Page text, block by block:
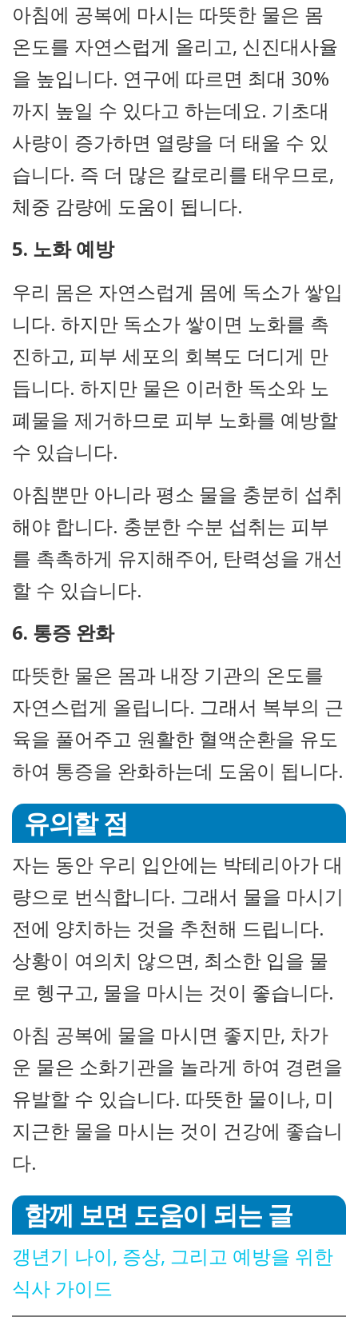
아침에 공복에 마시는 따뜻한 물은 몸
온도를 자연스럽게 올리고, 신진대사율
을 높입니다. 연구에 따르면 최대 30%
까지 높일 수 있다고 하는데요. 기초대
사량이 증가하면 열량을 더 태울 수 있
습니다. 즉 더 많은 칼로리를 태우므로,
체중 감량에 도움이 됩니다.
5. 노화 예방
우리 몸은 자연스럽게 몸에 독소가 쌓입
니다. 하지만 독소가 쌓이면 노화를 촉
진하고, 피부 세포의 회복도 더디게 만
듭니다. 하지만 물은 이러한 독소와 노
폐물을 제거하므로 피부 노화를 예방할
수 있습니다.
아침뿐만 아니라 평소 물을 충분히 섭취
해야 합니다. 충분한 수분 섭취는 피부
를 촉촉하게 유지해주어, 탄력성을 개선
할 수 있습니다.
6. 통증 완화
따뜻한 물은 몸과 내장 기관의 온도를
자연스럽게 올립니다. 그래서 복부의 근
육을 풀어주고 원활한 혈액순환을 유도
하여 통증을 완화하는데 도움이 됩니다.
유의할 점
자는 동안 우리 입안에는 박테리아가 대
량으로 번식합니다. 그래서 물을 마시기
전에 양치하는 것을 추천해 드립니다.
상황이 여의치 않으면, 최소한 입을 물
로 헹구고, 물을 마시는 것이 좋습니다.
아침 공복에 물을 마시면 좋지만, 차가
운 물은 소화기관을 놀라게 하여 경련을
유발할 수 있습니다. 따뜻한 물이나, 미
지근한 물을 마시는 것이 건강에 좋습니
다.
함께 보면 도움이 되는 글
갱년기 나이, 증상, 그리고 예방을 위한
식사 가이드